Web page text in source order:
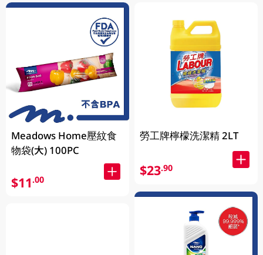
Meadows Home壓紋食
物袋(大) 100PC
$11.00
勞工牌檸檬洗潔精 2LT
$23.90